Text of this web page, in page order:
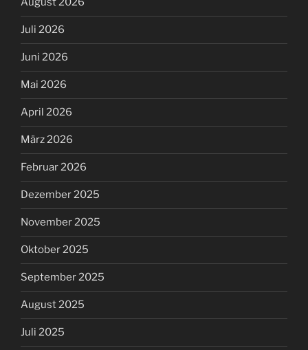
Juli 2026
Juni 2026
Mai 2026
April 2026
März 2026
Februar 2026
Dezember 2025
November 2025
Oktober 2025
September 2025
August 2025
Juli 2025